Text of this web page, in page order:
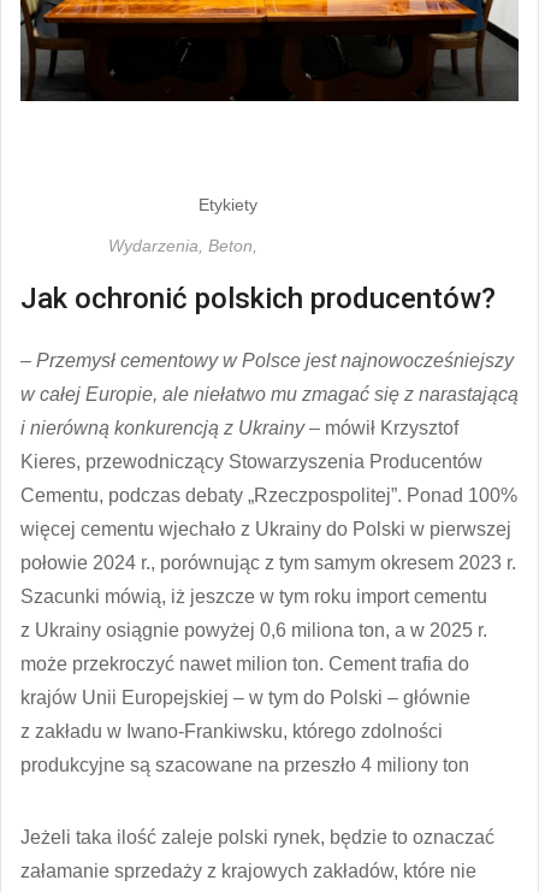
Etykiety
Wydarzenia, Beton,
Jak ochronić polskich producentów?
– Przemysł cementowy w Polsce jest najnowocześniejszy
w całej Europie, ale niełatwo mu zmagać się z narastającą
i nierówną konkurencją z Ukrainy – mówił Krzysztof
Kieres, przewodniczący Stowarzyszenia Producentów
Cementu, podczas debaty „Rzeczpospolitej”. Ponad 100%
więcej cementu wjechało z Ukrainy do Polski w pierwszej
połowie 2024 r., porównując z tym samym okresem 2023 r.
Szacunki mówią, iż jeszcze w tym roku import cementu
z Ukrainy osiągnie powyżej 0,6 miliona ton, a w 2025 r.
może przekroczyć nawet milion ton. Cement trafia do
krajów Unii Europejskiej – w tym do Polski – głównie
z zakładu w Iwano-Frankiwsku, którego zdolności
produkcyjne są szacowane na przeszło 4 miliony ton
Jeżeli taka ilość zaleje polski rynek, będzie to oznaczać
załamanie sprzedaży z krajowych zakładów, które nie